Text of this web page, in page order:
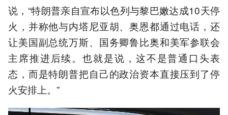
说，“特朗普亲自宣布以色列与黎巴嫩达成10天停
火，并称他与内塔尼亚胡、奥恩都通过电话，还
让美国副总统万斯、国务卿鲁比奥和美军参联会
主席推进后续。也就是说，这不是普通口头表
态，而是特朗普把自己的政治资本直接压到了停
火安排上。”